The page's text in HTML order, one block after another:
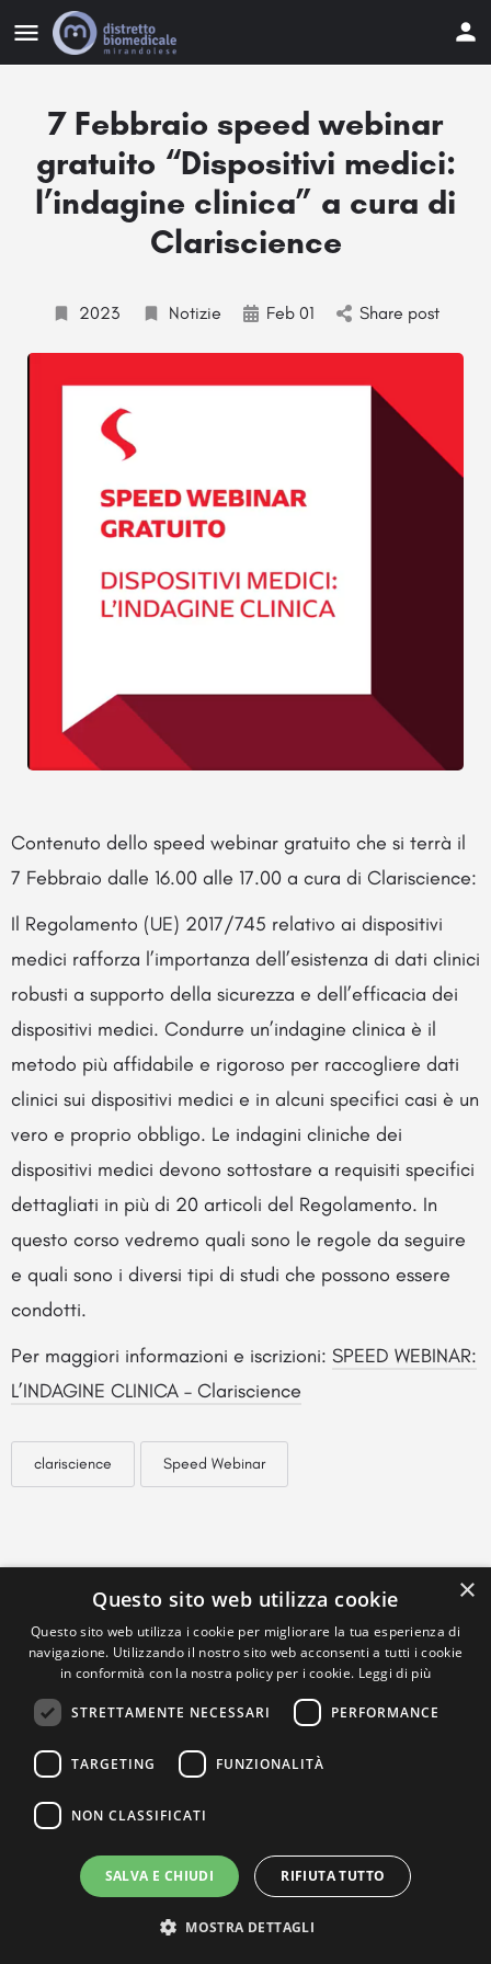
7 Febbraio speed webinar
gratuito “Dispositivi medici:
l’indagine clinica” a cura di
Clariscience
2023 Notizie Feb 01 Share post
Contenuto dello speed webinar gratuito che si terrà il
7 Febbraio dalle 16.00 alle 17.00 a cura di Clariscience:
Il Regolamento (UE) 2017/745 relativo ai dispositivi
medici rafforza l’importanza dell’esistenza di dati clinici
robusti a supporto della sicurezza e dell’efficacia dei
dispositivi medici. Condurre un’indagine clinica è il
metodo più affidabile e rigoroso per raccogliere dati
clinici sui dispositivi medici e in alcuni specifici casi è un
vero e proprio obbligo. Le indagini cliniche dei
dispositivi medici devono sottostare a requisiti specifici
dettagliati in più di 20 articoli del Regolamento. In
questo corso vedremo quali sono le regole da seguire
e quali sono i diversi tipi di studi che possono essere
condotti.
Per maggiori informazioni e iscrizioni: SPEED WEBINAR:
L’INDAGINE CLINICA – Clariscience
clariscience Speed Webinar
×
Questo sito web utilizza cookie
Questo sito web utilizza i cookie per migliorare la tua esperienza di
navigazione. Utilizzando il nostro sito web acconsenti a tutti i cookie
in conformità con la nostra policy per i cookie. Leggi di più
STRETTAMENTE NECESSARI PERFORMANCE
TARGETING FUNZIONALITÀ
NON CLASSIFICATI
SALVA E CHIUDI RIFIUTA TUTTO
MOSTRA DETTAGLI